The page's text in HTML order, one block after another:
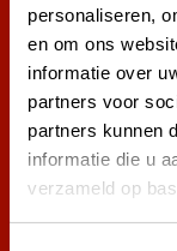
personaliseren,
en om ons
informatie over
partners voor
partners kunnen
informatie die u
verzameld op
+38,000
Sign up for the
golf deals!